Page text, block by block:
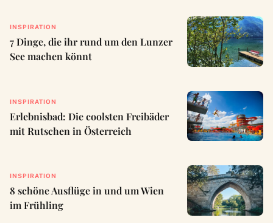
INSPIRATION
7 Dinge, die ihr rund um den Lunzer
See machen könnt
INSPIRATION
Erlebnisbad: Die coolsten Freibäder
mit Rutschen in Österreich
INSPIRATION
8 schöne Ausflüge in und um Wien
im Frühling